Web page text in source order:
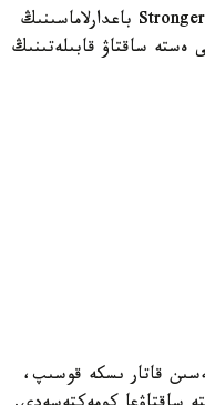
زەرتتەۋ اياسىندا ا ق ش-تاعى دجوردج مەيسون ۋنيۆەرسيتەتىنىڭ عالىمدارى StrongerMemory باعدارلاماسىنىڭ
ولاردىڭ بارلىعى ەستە ساقتاۋ قابىلەتىنىڭ
قاتار ىسكە قوسىپ،